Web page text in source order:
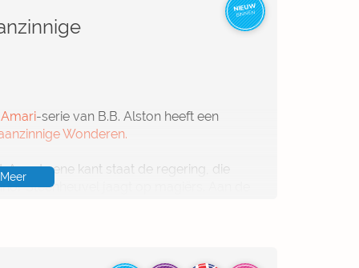
NIEUW
BINNEN
Amari-serie van B.B. Alston heeft een
Wonderen.
de ene kant staat de regering, die
Steenheuvel jaagt op magiërs. Aan de
Meer